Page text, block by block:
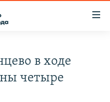
в ходе
четыре